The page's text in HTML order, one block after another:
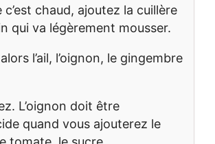
c’est chaud, ajoutez la cuillère
qui va légèrement mousser.
l’ail, l’oignon, le gingembre
L’oignon doit être
quand vous ajouterez le